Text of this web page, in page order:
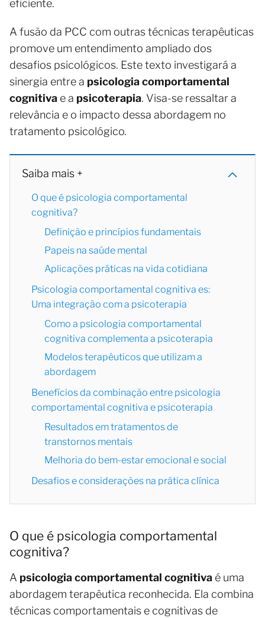
eficiente.
A fusão da PCC com outras técnicas terapêuticas
promove um entendimento ampliado dos
desafios psicológicos. Este texto investigará a
sinergia entre a psicologia comportamental
cognitiva e a psicoterapia. Visa-se ressaltar a
relevância e o impacto dessa abordagem no
tratamento psicológico.
Saiba mais +
O que é psicologia comportamental
cognitiva?
Definição e princípios fundamentais
Papeis na saúde mental
Aplicações práticas na vida cotidiana
Psicologia comportamental cognitiva es:
Uma integração com a psicoterapia
Como a psicologia comportamental
cognitiva complementa a psicoterapia
Modelos terapêuticos que utilizam a
abordagem
Benefícios da combinação entre psicologia
comportamental cognitiva e psicoterapia
Resultados em tratamentos de
transtornos mentais
Melhoria do bem-estar emocional e social
Desafios e considerações na prática clínica
O que é psicologia comportamental
cognitiva?
A psicologia comportamental cognitiva é uma
abordagem terapêutica reconhecida. Ela combina
técnicas comportamentais e cognitivas de